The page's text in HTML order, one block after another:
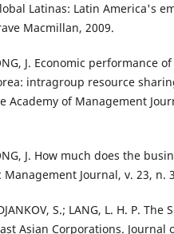
Latinas: Latin America's
Macmillan, 2009.
J. Economic performance
intragroup resource
Academy of Management
J. How much does the
Management Journal, v. 23, n.
S.; LANG, L. H. P.
Asian Corporations. Journal